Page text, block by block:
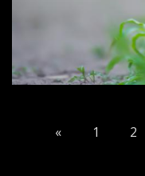
« 1 2